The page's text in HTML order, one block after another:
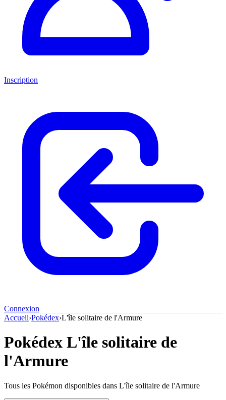
Inscription
Connexion
Accueil›Pokédex›L'île solitaire de l'Armure
Pokédex L'île solitaire de
l'Armure
Tous les Pokémon disponibles dans L'île solitaire de l'Armure